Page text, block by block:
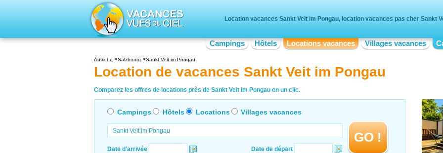
Location vacances Sankt Veit im Pongau, location vacances pas cher Sankt
Campings Hôtels Locations vacances Villages vacances
Autriche Salzbourg Sankt Veit im Pongau
Location de vacances Sankt Veit im Pongau
Comparez les offres de locations près de Sankt Veit im Pongau en un clic.
Campings Hôtels Locations Villages vacances
Date d'arrivée Date de départ
GO !